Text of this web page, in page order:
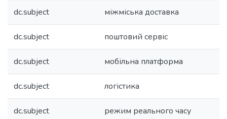
dc.subject міжміська доставка
dc.subject поштовий сервіс
dc.subject мобільна платформа
dc.subject логістика
dc.subject режим реального часу